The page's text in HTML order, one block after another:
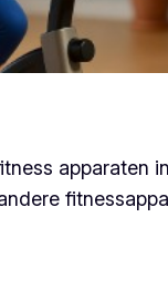
apparaten